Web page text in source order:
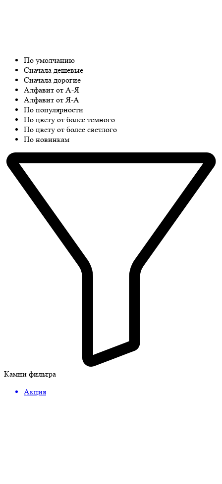
По умолчанию
Сначала дешевые
Сначала дорогие
Алфавит от А-Я
Алфавит от Я-А
По популярности
По цвету от более темного
По цвету от более светлого
По новинкам
Камни фильтра
Акция